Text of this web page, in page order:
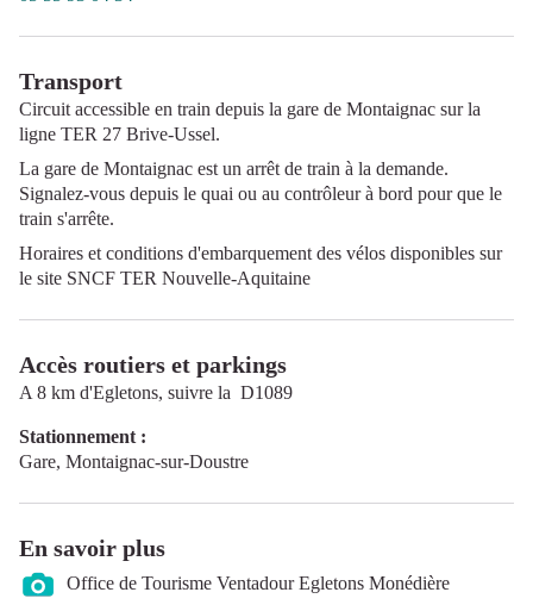
Transport
Circuit accessible en train depuis la gare de Montaignac sur la
ligne TER 27 Brive-Ussel.
La gare de Montaignac est un arrêt de train à la demande.
Signalez-vous depuis le quai ou au contrôleur à bord pour que le
train s'arrête.
Horaires et conditions d'embarquement des vélos disponibles sur
le site SNCF TER Nouvelle-Aquitaine
Accès routiers et parkings
A 8 km d'Egletons, suivre la D1089
Stationnement :
Gare, Montaignac-sur-Doustre
En savoir plus
Office de Tourisme Ventadour Egletons Monédière